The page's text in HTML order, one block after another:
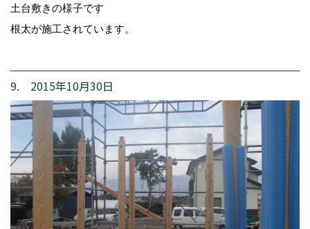
土台敷きの様子です
根太が施工されています。
9. 2015年10月30日